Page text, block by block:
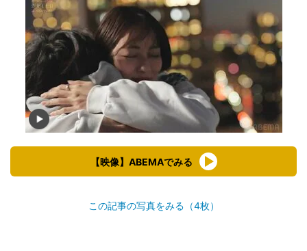
【映像】ABEMAでみる
この記事の写真をみる（4枚）